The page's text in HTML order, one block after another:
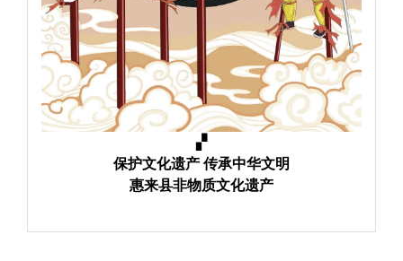
▞
保护文化遗产 传承中华文明
惠来县非物质文化遗产